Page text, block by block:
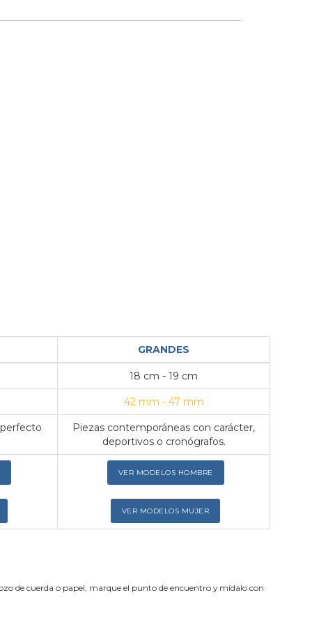
GRANDES
18 cm - 19 cm
42 mm - 47 mm
Piezas contemporáneas con carácter,
deportivos o cronógrafos.
VER MODELOS HOMBRE
VER MODELOS MUJER
de cuerda o papel, marque el punto de encuentro y mídalo con